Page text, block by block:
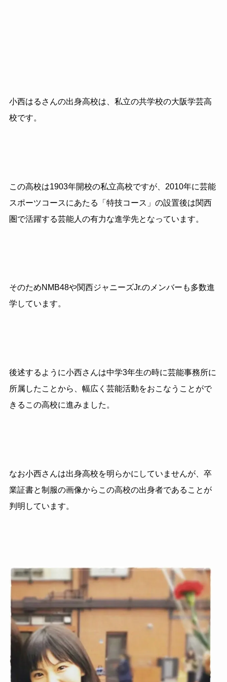
小西はるさんの出身高校は、私立の共学校の大阪学芸高
校です。
この高校は1903年開校の私立高校ですが、2010年に芸能
スポーツコースにあたる「特技コース」の設置後は関西
圏で活躍する芸能人の有力な進学先となっています。
そのためNMB48や関西ジャニーズJr.のメンバーも多数進
学しています。
後述するように小西さんは中学3年生の時に芸能事務所に
所属したことから、幅広く芸能活動をおこなうことがで
きるこの高校に進みました。
なお小西さんは出身高校を明らかにしていませんが、卒
業証書と制服の画像からこの高校の出身者であることが
判明しています。